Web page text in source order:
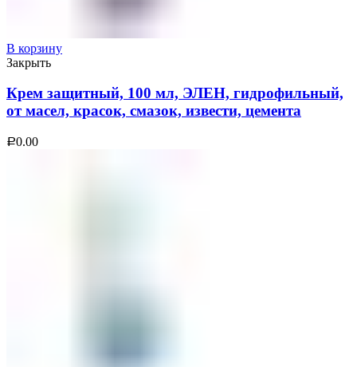
В корзину
Закрыть
Крем защитный, 100 мл, ЭЛЕН, гидрофильный,
от масел, красок, смазок, извести, цемента
Р0.00